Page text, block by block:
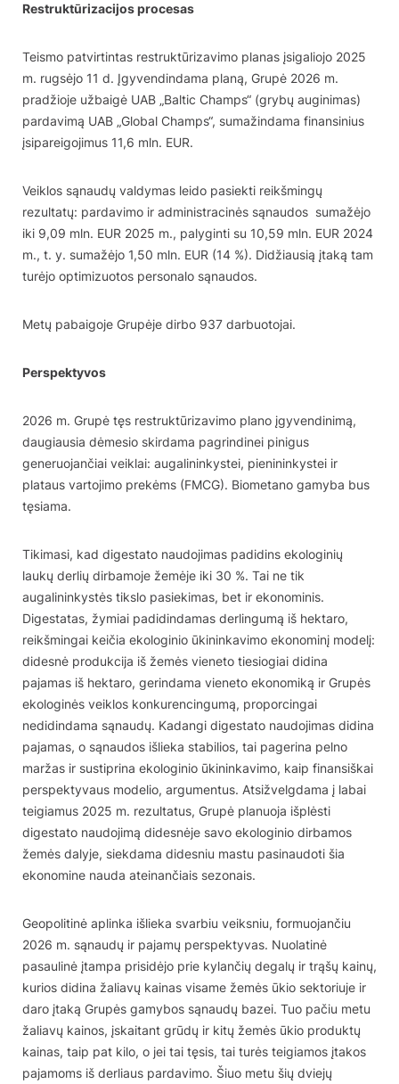
Restruktūrizacijos procesas
Teismo patvirtintas restruktūrizavimo planas įsigaliojo 2025
m. rugsėjo 11 d. Įgyvendindama planą, Grupė 2026 m.
pradžioje užbaigė UAB „Baltic Champs“ (grybų auginimas)
pardavimą UAB „Global Champs“, sumažindama finansinius
įsipareigojimus 11,6 mln. EUR.
Veiklos sąnaudų valdymas leido pasiekti reikšmingų
rezultatų: pardavimo ir administracinės sąnaudos sumažėjo
iki 9,09 mln. EUR 2025 m., palyginti su 10,59 mln. EUR 2024
m., t. y. sumažėjo 1,50 mln. EUR (14 %). Didžiausią įtaką tam
turėjo optimizuotos personalo sąnaudos.
Metų pabaigoje Grupėje dirbo 937 darbuotojai.
Perspektyvos
2026 m. Grupė tęs restruktūrizavimo plano įgyvendinimą,
daugiausia dėmesio skirdama pagrindinei pinigus
generuojančiai veiklai: augalininkystei, pienininkystei ir
plataus vartojimo prekėms (FMCG). Biometano gamyba bus
tęsiama.
Tikimasi, kad digestato naudojimas padidins ekologinių
laukų derlių dirbamoje žemėje iki 30 %. Tai ne tik
augalininkystės tikslo pasiekimas, bet ir ekonominis.
Digestatas, žymiai padidindamas derlingumą iš hektaro,
reikšmingai keičia ekologinio ūkininkavimo ekonominį modelį:
didesnė produkcija iš žemės vieneto tiesiogiai didina
pajamas iš hektaro, gerindama vieneto ekonomiką ir Grupės
ekologinės veiklos konkurencingumą, proporcingai
nedidindama sąnaudų. Kadangi digestato naudojimas didina
pajamas, o sąnaudos išlieka stabilios, tai pagerina pelno
maržas ir sustiprina ekologinio ūkininkavimo, kaip finansiškai
perspektyvaus modelio, argumentus. Atsižvelgdama į labai
teigiamus 2025 m. rezultatus, Grupė planuoja išplėsti
digestato naudojimą didesnėje savo ekologinio dirbamos
žemės dalyje, siekdama didesniu mastu pasinaudoti šia
ekonomine nauda ateinančiais sezonais.
Geopolitinė aplinka išlieka svarbiu veiksniu, formuojančiu
2026 m. sąnaudų ir pajamų perspektyvas. Nuolatinė
pasaulinė įtampa prisidėjo prie kylančių degalų ir trąšų kainų,
kurios didina žaliavų kainas visame žemės ūkio sektoriuje ir
daro įtaką Grupės gamybos sąnaudų bazei. Tuo pačiu metu
žaliavų kainos, įskaitant grūdų ir kitų žemės ūkio produktų
kainas, taip pat kilo, o jei tai tęsis, tai turės teigiamos įtakos
pajamoms iš derliaus pardavimo. Šiuo metu šių dviejų